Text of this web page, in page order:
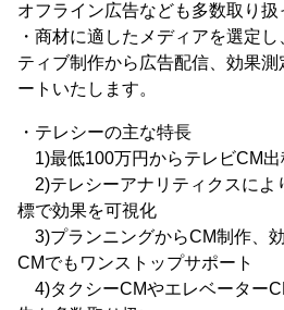
オフライン広告なども多数取り
・商材に適したメディアを選定
ティブ制作から広告配信、効果
ートいたします。
・テレシーの主な特長
1)最低100万円からテレビCM出
2)テレシーアナリティクスによ
標で効果を可視化
3)プランニングからCM制作、
CMでもワンストップサポート
4)タクシーCMやエレベーター